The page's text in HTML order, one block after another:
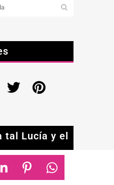
tal Lucía y el
Consultora SEO